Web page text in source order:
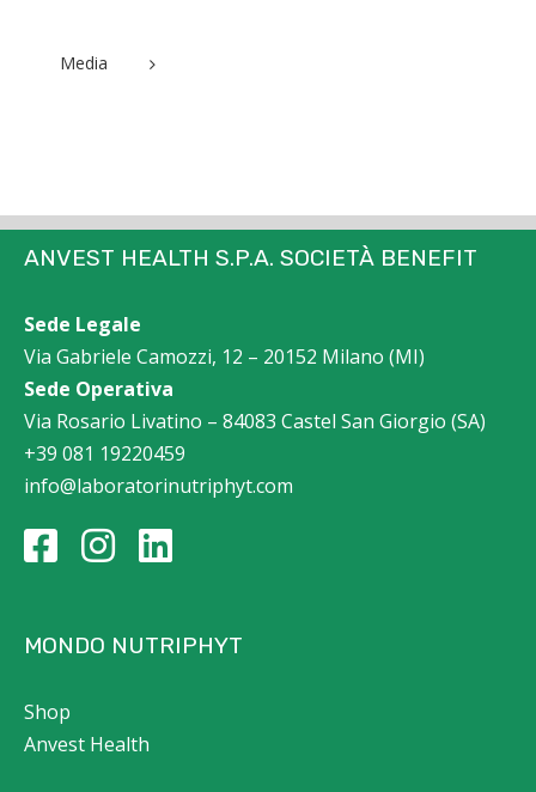
Media
ANVEST HEALTH S.P.A. SOCIETÀ BENEFIT
Sede Legale
Via Gabriele Camozzi, 12 – 20152 Milano (MI)
Sede Operativa
Via Rosario Livatino – 84083 Castel San Giorgio (SA)
+39 081 19220459
info@laboratorinutriphyt.com
MONDO NUTRIPHYT
Shop
Anvest Health